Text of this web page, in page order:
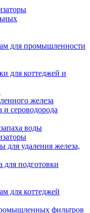
для промышленности
для коттеджей и
железа
и сероводорода
воды
удаления железа,
для подготовки
для коттеджей
фильтров